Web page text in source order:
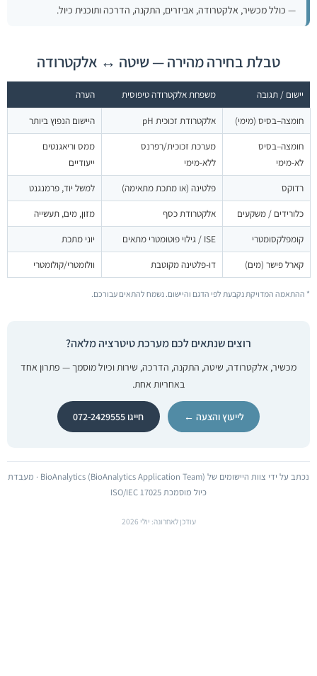
— כולל מכשיר, אלקטרודה, אביזרים, התקנה, הדרכה ותוכנית כיול.
טבלת בחירה מהירה — שיטה ↔ אלקטרודה
יישום / תגובה משפחת אלקטרודה טיפוסית הערה
חומצה–בסיס (מימי) אלקטרודת זכוכית pH
היישום הנפוץ ביותר
חומצה–בסיס
לא-מימי
מערכת זכוכית/רפרנס
ללא-מימי
ממס וריאגנטים
ייעודיים
רדוקס
פלטינה (או מתכת מתאימה)
למשל יוד, פרמנגנט
כלורידים / משקעים
אלקטרודת כסף
מזון, מים, תעשייה
קומפלקסומטרי
ISE / גילוי פוטומטרי מתאים
יוני מתכת
קארל פישר (מים)
דו-פלטינה מקוטבת וולומטרי/קולומטרי
* ההתאמה המדויקת נקבעת לפי הדגם והיישום. נשמח להתאים עבורכם.
רוצים שנתאים לכם מערכת טיטרציה מלאה?
מכשיר, אלקטרודה, שיטה, התקנה, הדרכה, שירות וכיול מוסמך — פתרון אחד
באחריות אחת.
לייעוץ והצעה ← חייגו 072-2429555
נכתב על ידי צוות היישומים של BioAnalytics (BioAnalytics Application Team) · מעבדת
כיול מוסמכת ISO/IEC 17025
עודכן לאחרונה: יולי 2026